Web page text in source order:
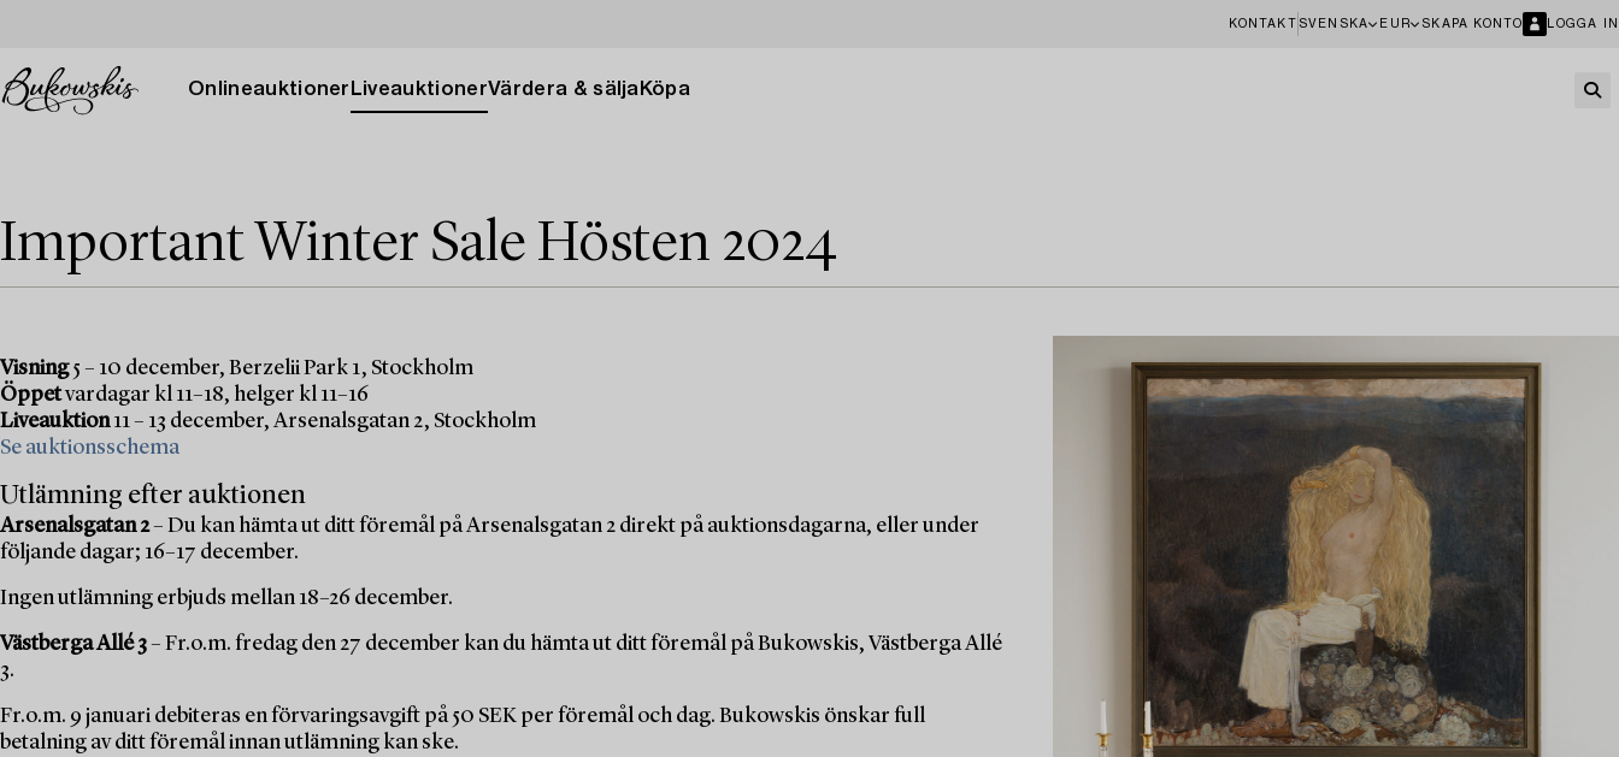
KONTAKT SVENSKA EUR SKAPA KONTO LOGGA IN
Onlineauktioner LiveauktionerVärdera & sälja Köpa
Important Winter Sale Hösten 2024
Visning5 – 10 december, Berzelii Park 1, Stockholm
Öppetvardagar kl 11–18, helger kl 11–16
Liveauktion11 – 13 december, Arsenalsgatan 2, Stockholm
Se auktionsschema
Utlämning efter auktionen
Arsenalsgatan 2– Du kan hämta ut ditt föremål på Arsenalsgatan 2 direkt på auktionsdagarna, eller under
följande dagar; 16–17 december.
Ingen utlämning erbjuds mellan 18–26 december.
Västberga Allé 3– Fr.o.m. fredag den 27 december kan du hämta ut ditt föremål på Bukowskis, Västberga Allé
3.
Fr.o.m. 9 januari debiteras en förvaringsavgift på 50 SEK per föremål och dag. Bukowskis önskar full
betalning av ditt föremål innan utlämning kan ske.